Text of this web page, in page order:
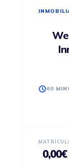
60
0,00€